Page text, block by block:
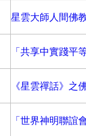
星雲大師人間佛
「共享中實踐平
《星雲禪話》之
「世界神明聯誼